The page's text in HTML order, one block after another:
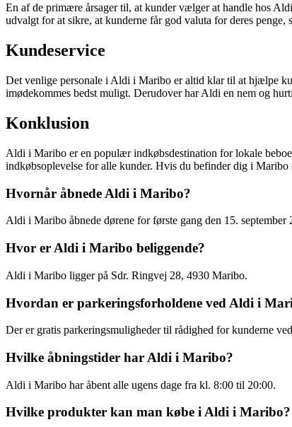
En af de primære årsager til, at kunder vælger at handle hos
udvalgt for at sikre, at kunderne får god valuta for deres penge,
Kundeservice
Det venlige personale i Aldi i Maribo er altid klar til at hjælpe
imødekommes bedst muligt. Derudover har Aldi en nem og
Konklusion
Aldi i Maribo er en populær indkøbsdestination for lokale
indkøbsoplevelse for alle kunder. Hvis du befinder dig i
Hvornår åbnede Aldi i Maribo?
Aldi i Maribo åbnede dørene for første gang den 15. september
Hvor er Aldi i Maribo beliggende?
Aldi i Maribo ligger på Sdr. Ringvej 28, 4930 Maribo.
Hvordan er parkeringsforholdene ved Aldi i
Der er gratis parkeringsmuligheder til rådighed for kunderne
Hvilke åbningstider har Aldi i Maribo?
Aldi i Maribo har åbent alle ugens dage fra kl. 8:00 til 20:00.
Hvilke produkter kan man købe i Aldi i Maribo?